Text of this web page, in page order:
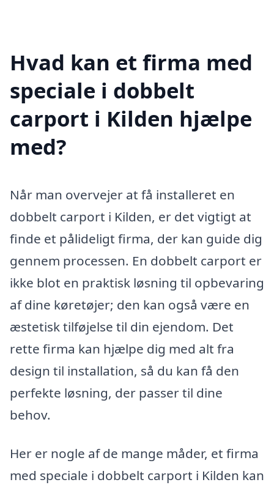
Hvad kan et firma med
speciale i dobbelt
carport i Kilden hjælpe
med?
Når man overvejer at få installeret en
dobbelt carport i Kilden, er det vigtigt at
finde et pålideligt firma, der kan guide dig
gennem processen. En dobbelt carport er
ikke blot en praktisk løsning til opbevaring
af dine køretøjer; den kan også være en
æstetisk tilføjelse til din ejendom. Det
rette firma kan hjælpe dig med alt fra
design til installation, så du kan få den
perfekte løsning, der passer til dine
behov.
Her er nogle af de mange måder, et firma
med speciale i dobbelt carport i Kilden kan